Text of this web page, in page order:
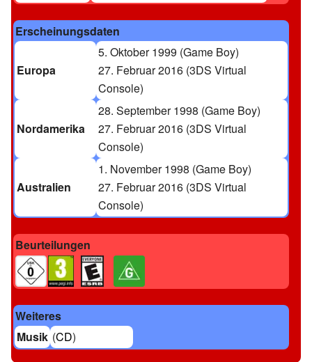
Erscheinungsdaten
Europa
5. Oktober 1999 (Game Boy)
27. Februar 2016 (3DS Virtual
Console)
Nordamerika
28. September 1998 (Game Boy)
27. Februar 2016 (3DS Virtual
Console)
Australien
1. November 1998 (Game Boy)
27. Februar 2016 (3DS Virtual
Console)
Beurteilungen
Weiteres
Musik (CD)